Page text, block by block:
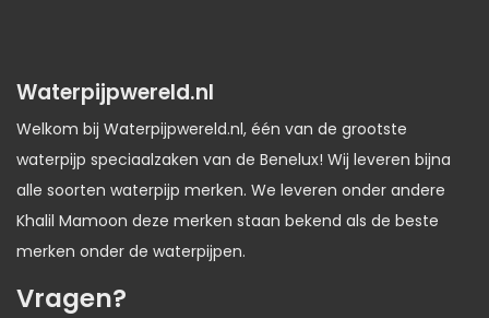
Waterpijpwereld.nl
Welkom bij Waterpijpwereld.nl, één van de grootste
waterpijp speciaalzaken van de Benelux! Wij leveren bijna
alle soorten waterpijp merken. We leveren onder andere
Khalil Mamoon deze merken staan bekend als de beste
merken onder de waterpijpen.
Vragen?